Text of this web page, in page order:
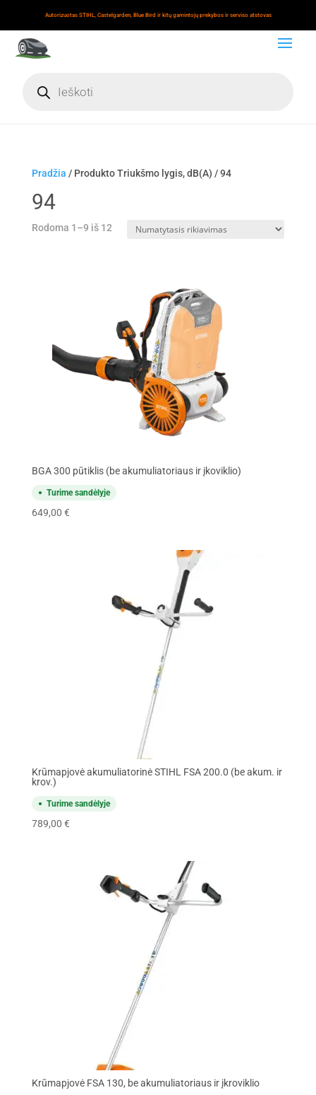
Autorizuotas STIHL, Castelgarden, Blue Bird ir kitų gamintojų prekybos ir serviso atstovas
search
Pradžia / Produkto Triukšmo lygis, dB(A) / 94
94
Rodoma 1–9 iš 12
BGA 300 pūtiklis (be akumuliatoriaus ir įkoviklio)
Turime sandėlyje
649,00 €
Krūmapjovė akumuliatorinė STIHL FSA 200.0 (be akum. ir
krov.)
Turime sandėlyje
789,00 €
Krūmapjovė FSA 130, be akumuliatoriaus ir įkroviklio